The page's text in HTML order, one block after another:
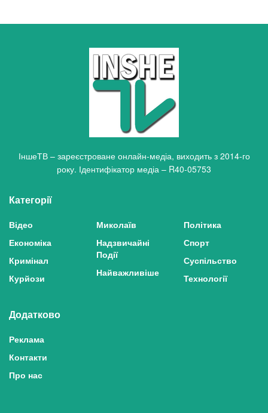
ІншеТВ – зареєстроване онлайн-медіа, виходить з 2014-го
року. Ідентифікатор медіа – R40-05753
Категорії
Відео
Економіка
Кримінал
Курйози
Миколаїв
Надзвичайні
Події
Найважливіше
Політика
Спорт
Суспільство
Технології
Додатково
Реклама
Контакти
Про нас